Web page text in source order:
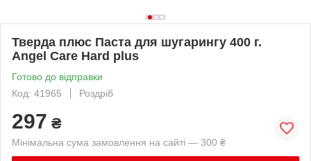
Тверда плюс Паста для шугарингу 400 г.
Angel Care Hard plus
Готово до відправки
Код: 41965
Роздріб
297 ₴
Мінімальна сума замовлення на сайті — 300 ₴